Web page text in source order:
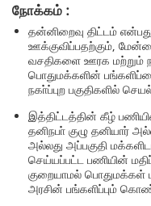
நோக்கம் :
தன்னிறைவு திட்டம்
ஊக்குவிப்பதற்கும்,
வசதிகளை ஊரக மற்றும்
பொதுமக்களின்
நகா்ப்புற பகுதிகளில்
இத்திட்டத்தின் கீழ்
தனிநபா் குழு தனியார்
அல்லது அப்பகுதி
செய்யப்பட்ட பணியின்
குறையாமல் பொதுமக்கள்
அரசின் பங்களிப்பும்